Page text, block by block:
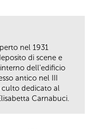
nel 1931
di scene e
dell'edificio
antico nel III
dedicato al
Carnabuci.